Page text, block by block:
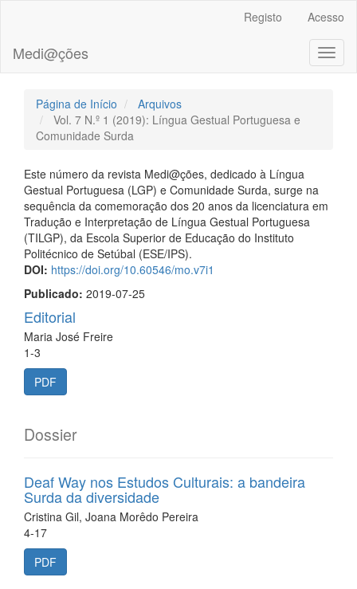
##plugins.themes.bootstrap3.accessible_menu.main_content##
##plugins.themes.bootstrap3.accessible_menu.sidebar##
Registo Acesso
Medi@ções
Página de Início
Arquivos
Vol. 7 N.º 1 (2019): Língua Gestual Portuguesa e
Comunidade Surda
Este número da revista Medi@ções, dedicado à Língua
Gestual Portuguesa (LGP) e Comunidade Surda, surge na
sequência da comemoração dos 20 anos da licenciatura em
Tradução e Interpretação de Língua Gestual Portuguesa
(TILGP), da Escola Superior de Educação do Instituto
Politécnico de Setúbal (ESE/IPS).
DOI: https://doi.org/10.60546/mo.v7i1
Publicado: 2019-07-25
Editorial
Maria José Freire
1-3
PDF
Dossier
Deaf Way nos Estudos Culturais: a bandeira
Surda da diversidade
Cristina Gil, Joana Morêdo Pereira
4-17
PDF